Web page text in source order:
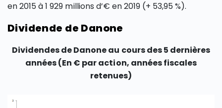
en 2015 à 1 929 millions d’€ en 2019 (+ 53,95 %).
Dividende de Danone
Dividendes de Danone au cours des 5 dernières
années(En € par action, années fiscales
retenues)